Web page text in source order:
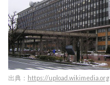
出典： https://upload.wikimedia.org